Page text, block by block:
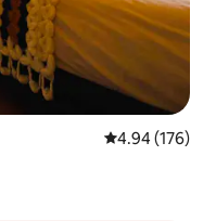
從 176 則評價
4.94 (176)